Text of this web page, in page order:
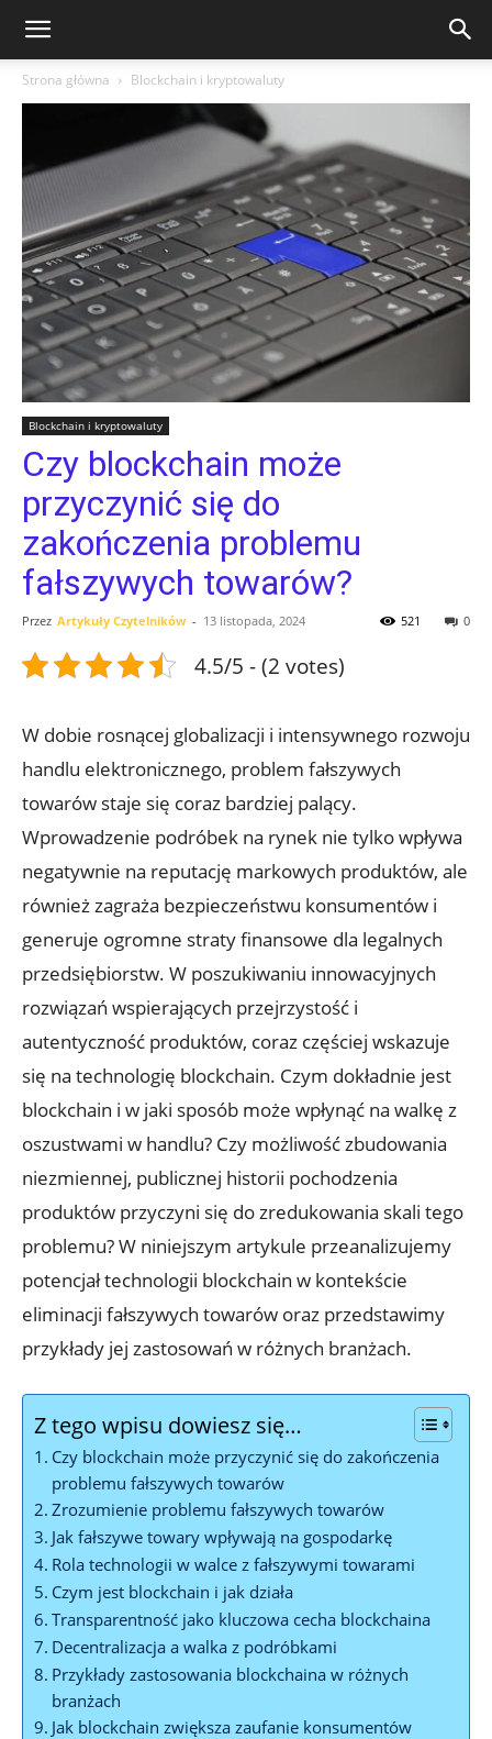
Strona główna Blockchain i kryptowaluty
Blockchain i kryptowaluty
Czy blockchain może
przyczynić się do
zakończenia problemu
fałszywych towarów?
Przez Artykuły Czytelników - 13 listopada, 2024 0
521
4.5/5 - (2 votes)
W dobie rosnącej globalizacji i intensywnego rozwoju
handlu elektronicznego, problem fałszywych
towarów staje ​się coraz bardziej palący.
Wprowadzenie podróbek na rynek nie tylko wpływa
negatywnie na reputację markowych produktów, ale
również zagraża bezpieczeństwu konsumentów​ i
generuje ogromne straty finansowe dla legalnych
przedsiębiorstw. W⁤ poszukiwaniu ⁤innowacyjnych
rozwiązań wspierających przejrzystość​ i
autentyczność produktów, coraz częściej wskazuje
się na technologię blockchain. Czym dokładnie jest
blockchain i w jaki sposób może wpłynąć na‌ walkę z
oszustwami w handlu? Czy możliwość zbudowania
‍niezmiennej, publicznej historii pochodzenia
produktów przyczyni się do zredukowania skali tego
problemu? W niniejszym artykule przeanalizujemy
potencjał technologii blockchain w kontekście
eliminacji fałszywych towarów oraz przedstawimy
przykłady jej zastosowań w⁣ różnych branżach.
Z tego wpisu dowiesz się…
Czy blockchain może‍ przyczynić ⁤się do zakończenia
problemu fałszywych towarów
Zrozumienie problemu fałszywych towarów
Jak fałszywe towary wpływają na gospodarkę
Rola technologii w walce z ‍fałszywymi towarami
Czym jest blockchain i jak działa
Transparentność jako kluczowa cecha blockchaina
Decentralizacja a walka⁢ z podróbkami
Przykłady ⁤zastosowania blockchaina w różnych
branżach
Jak blockchain zwiększa zaufanie ⁣konsumentów